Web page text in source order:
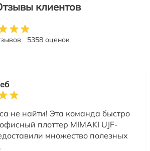
клиентов
5358 оценок
не найти! Эта команда быстро
плоттер MIMAKI UJF-
множество полезных